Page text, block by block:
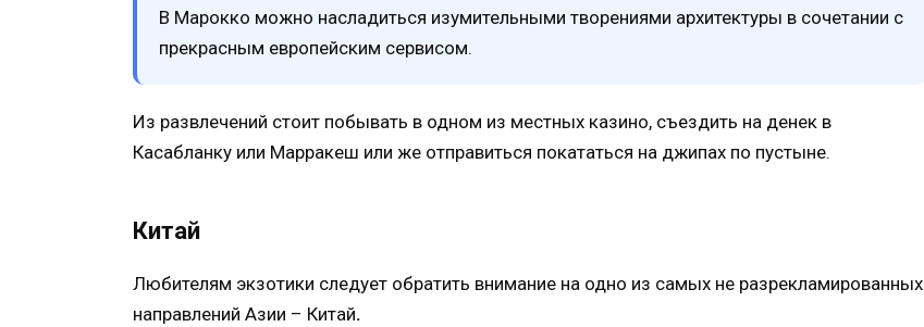
В Марокко можно насладиться изумительными творениями архитектуры в сочетании с
прекрасным европейским сервисом.
Из развлечений стоит побывать в одном из местных казино, съездить на денек в
Касабланку или Марракеш или же отправиться покататься на джипах по пустыне.
Китай
Любителям экзотики следует обратить внимание на одно из самых не разрекламированных
направлений Азии – Китай.